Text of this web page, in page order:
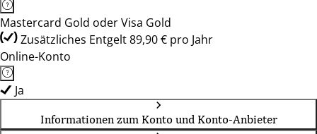
Mastercard Gold oder Visa Gold
Zusätzliches Entgelt 89,90 € pro Jahr
Online-Konto
Ja
Informationen zum Konto und Konto-Anbieter